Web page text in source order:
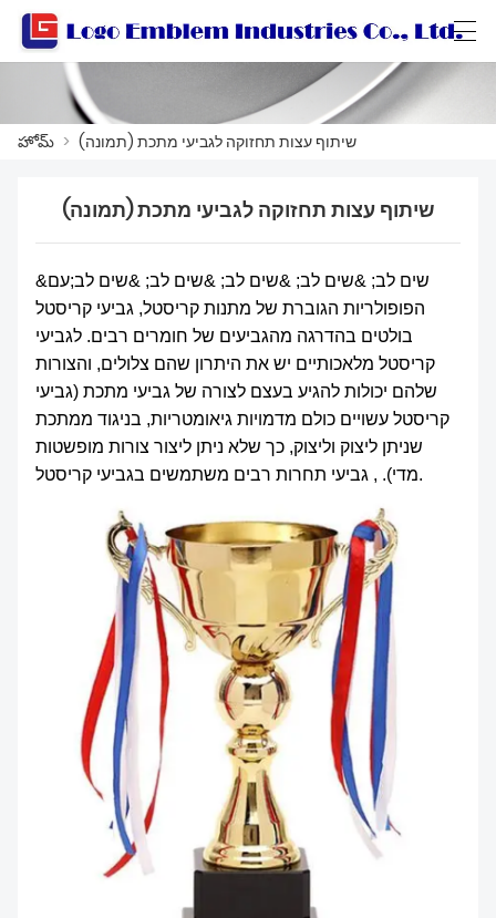
వర్క్‌షాప్
మా గురించి
మమ్మల్ని సంప్రదించండి
ఉత్పత్తి కేటలాగ్
العربية Български Català
హోమ్ > שיתוף עצות תחזוקה לגביעי מתכת (תמונה)
שיתוף עצות תחזוקה לגביעי מתכת (תמונה)
&שים לב; &שים לב; &שים לב; &שים לב; &שים לב;עם
הפופולריות הגוברת של מתנות קריסטל, גביעי קריסטל
בולטים בהדרגה מהגביעים של חומרים רבים. לגביעי
קריסטל מלאכותיים יש את היתרון שהם צלולים, והצורות
שלהם יכולות להגיע בעצם לצורה של גביעי מתכת (גביעי
קריסטל עשויים כולם מדמויות גיאומטריות, בניגוד ממתכת
שניתן ליצוק וליצוק, כך שלא ניתן ליצור צורות מופשטות
מדי). , גביעי תחרות רבים משתמשים בגביעי קריסטל.